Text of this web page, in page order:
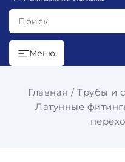
Поиск
Меню
Главная
Трубы и
Латунные